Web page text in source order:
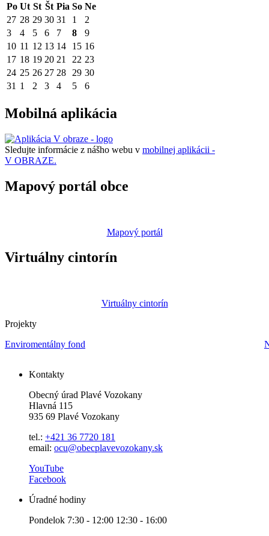
Po Ut St Št Pia So Ne
27 28 29 30 31 1
2
3
4 5 6 7 8
9
10 11 12 13 14 15 16
17 18 19 20 21 22 23
24 25 26 27 28 29 30
31 1 2 3 4 5 6
Mobilná aplikácia
Sledujte informácie z nášho webu v mobilnej aplikácii -
V OBRAZE.
Mapový portál obce
Mapový portál
Virtuálny cintorín
Virtuálny cintorín
Projekty
Enviromentálny fond
Kontakty
Obecný úrad Plavé Vozokany
Hlavná 115
935 69 Plavé Vozokany
tel.: +421 36 7720 181
email: ocu@obecplavevozokany.sk
YouTube
Facebook
Úradné hodiny
Pondelok 7:30 - 12:00 12:30 - 16:00